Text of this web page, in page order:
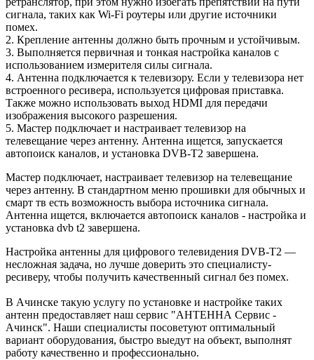
сигнала, таких как Wi-Fi роутеры или другие источники
помех.
2. Крепление антенны должно быть прочным и устойчивым.
3. Выполняется первичная и тонкая настройка каналов с
использованием измерителя силы сигнала.
4. Антенна подключается к телевизору. Если у телевизора нет
встроенного ресивера, используется цифровая приставка.
Также можно использовать выход HDMI для передачи
изображения высокого разрешения.
5. Мастер подключает и настраивает телевизор на
телевещание через антенну. Антенна ищется, запускается
автопоиск каналов, и установка DVB-T2 завершена.
Мастер подключает, настраивает телевизор на телевещание
через антенну. В стандартном меню прошивки для обычных и
смарт тв есть возможность выбора источника сигнала.
Антенна ищется, включается автопоиск каналов - настройка и
установка dvb t2 завершена.
Настройка антенны для цифрового телевидения DVB-T2 —
несложная задача, но лучше доверить это специалисту-
ресиверу, чтобы получить качественный сигнал без помех.
В Ачинске такую ​​услугу по установке и настройке таких
антенн предоставляет наш сервис "АНТЕННА Сервис -
Ачинск". Наши специалисты посоветуют оптимальный
вариант оборудования, быстро выедут на объект, выполнят
работу качественно и профессионально.